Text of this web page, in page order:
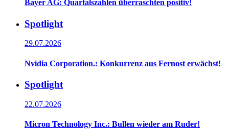
Bayer AG: Quartalszahlen überraschten positiv!
Spotlight
29.07.2026
Nvidia Corporation.: Konkurrenz aus Fernost erwächst!
Spotlight
22.07.2026
Micron Technology Inc.: Bullen wieder am Ruder!